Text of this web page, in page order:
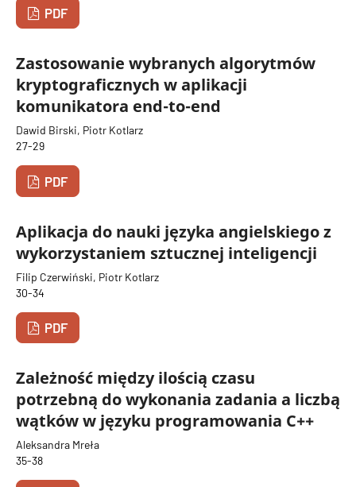
PDF
Zastosowanie wybranych algorytmów
kryptograficznych w aplikacji
komunikatora end-to-end
Dawid Birski, Piotr Kotlarz
27-29
PDF
Aplikacja do nauki języka angielskiego z
wykorzystaniem sztucznej inteligencji
Filip Czerwiński, Piotr Kotlarz
30-34
PDF
Zależność między ilością czasu
potrzebną do wykonania zadania a liczbą
wątków w języku programowania C++
Aleksandra Mreła
35-38